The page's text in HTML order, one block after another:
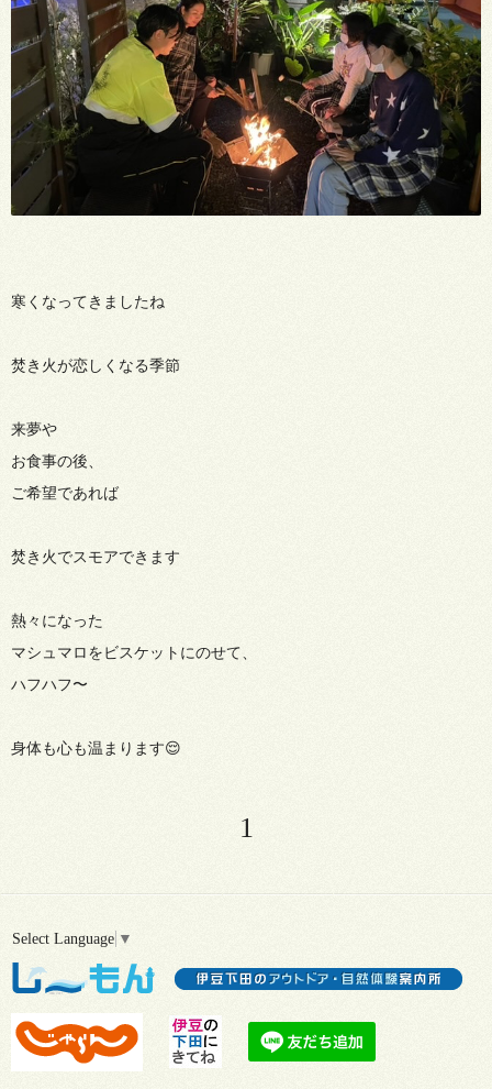
寒くなってきましたね
焚き火が恋しくなる季節
来夢や
お食事の後、
ご希望であれば
焚き火でスモアできます
熱々になった
マシュマロをビスケットにのせて、
ハフハフ〜
身体も心も温まります😌
1
Select Language ▼